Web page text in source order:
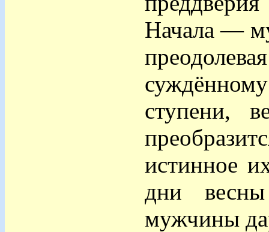
Начала —
ступени,
истинное
дни
мужчины